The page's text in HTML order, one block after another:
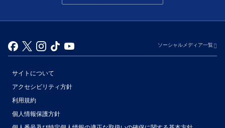
ソーシャルメディア一覧
サイトについて
アクセシビリティ方針
利用規約
個人情報保護方針